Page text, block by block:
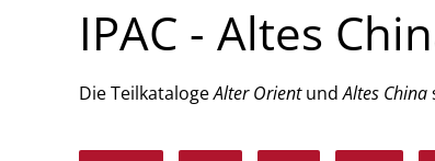
IPAC - Altes
Die TeilkatalogeAlter OrientundAltes China